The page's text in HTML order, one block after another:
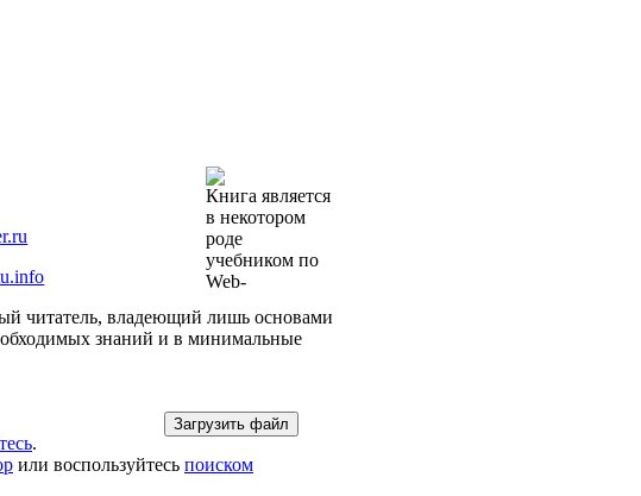
Книга является
в некотором
роде
учебником по
Web-
читатель, владеющий лишь основами
знаний и в минимальные
.
или воспользуйтесь поиском